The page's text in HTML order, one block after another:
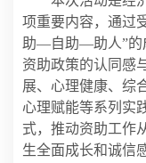
项重要内容，通过
助—自助—助人”的
资助政策的认同感
展、心理健康、综
心理赋能等系列实
式，推动资助工作
生全面成长和诚信